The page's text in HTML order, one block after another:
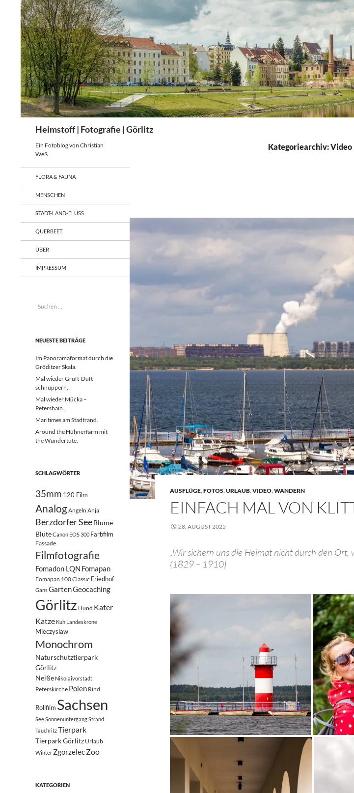
springen
Heimstoff | Fotografie | Görlitz
Kategoriearchiv: Video
AUSFLÜGE,FOTOS,URLAUB,VIDEO,WANDERN
EINFACH MAL VON
28. AUGUST 2025
„Wir sichern uns die Heimat nicht durch den Ort,
(1829 – 1910)
Ein Fotoblog von Christian
Weß
FLORA & FAUNA
MENSCHEN
STADT-LAND-FLUSS
QUERBEET
ÜBER
IMPRESSUM
Suchen
NEUESTE BEITRÄGE
Im Panoramaformat durch die
Gröditzer Skala.
Mal wieder Gruft-Duft
schnuppern.
Mal wieder Mücka –
Petershain.
Maritimes am Stadtrand.
Around the Hühnerfarm mit
the Wundertüte.
SCHLAGWÖRTER
35mm 120 Film
AnalogAngeln Anja
Berzdorfer SeeBlume
BlüteCanon EOS 300 Farbfilm
Fassade
Filmfotografie
Fomadon LQN Fomapan
Fomapan 100 Classic Friedhof
GansGartenGeocaching
Görlitz Hund Kater
Katze Kuh Landeskrone
Mieczyslaw
Monochrom
Naturschutztierpark
Görlitz
Neiße Nikolaivorstadt
Peterskirche Polen Rind
Rollfilm Sachsen
SeeSonnenuntergangStrand
TauchritzTierpark
Tierpark Görlitz Urlaub
Winter ZgorzelecZoo
KATEGORIEN